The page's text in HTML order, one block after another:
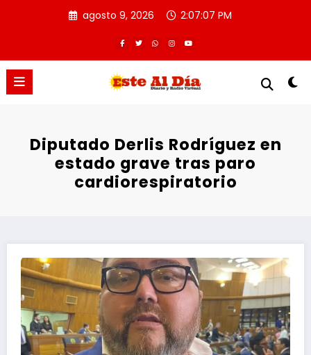
agosto 9, 2026 2:07:07 PM
Diputado Derlis Rodríguez en
estado grave tras paro
cardiorespiratorio